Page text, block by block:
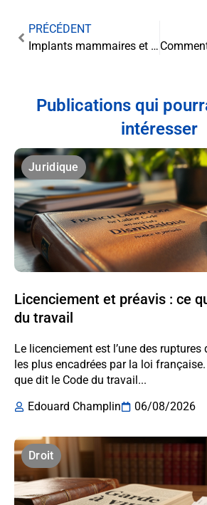
PRÉCÉDENT
Implants mammaires et responsabilité juridique : quand la rupture engage le fabricant
Publications qui
intéresser
Juridique
Licenciement et préavis : ce
du travail
Le licenciement est l’une des
les plus encadrées par la loi
que dit le Code du travail...
Edouard Champlin
06/08/2026
Droit